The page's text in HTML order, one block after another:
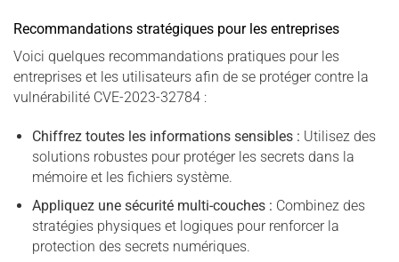
Recommandations stratégiques pour les entreprises
Voici quelques recommandations pratiques pour les
entreprises et les utilisateurs afin de se protéger contre la
vulnérabilité CVE-2023-32784 :
Chiffrez toutes les informations sensibles : Utilisez des
solutions robustes pour protéger les secrets dans la
mémoire et les fichiers système.
Appliquez une sécurité multi-couches : Combinez des
stratégies physiques et logiques pour renforcer la
protection des secrets numériques.